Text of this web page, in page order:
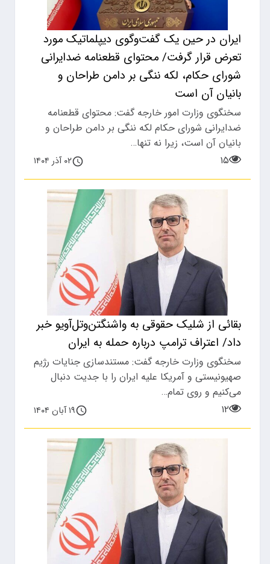
ایران در حین یک گفت‌وگوی دیپلماتیک مورد
تعرض قرار گرفت/ محتوای قطعنامه ضدایرانی
شورای حکام، لکه ننگی بر دامن طراحان و
بانیان آن است
سخنگوی وزارت امور خارجه گفت: محتوای قطعنامه
ضدایرانی شورای حکام لکه ننگی بر دامن طراحان و
بانیان آن است، زیرا نه تنها…
۱۵
۰۲ آذر ۱۴۰۴
بقائی از شلیک حقوقی به واشنگتن‌وتل‌آویو خبر
داد/ اعتراف ترامپ درباره حمله به ایران
سخنگوی وزارت خارجه گفت: مستندسازی جنایات رژیم
صهیونیستی و آمریکا علیه ایران را با جدیت دنبال
می‌کنیم و روی تمام…
۱۲
۱۹ آبان ۱۴۰۴